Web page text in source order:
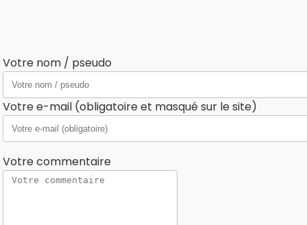
Votre nom / pseudo
Votre e-mail (obligatoire et masqué sur le site)
Votre commentaire